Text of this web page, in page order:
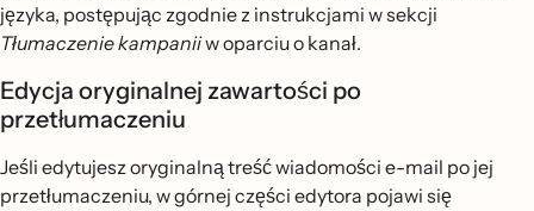
języka, postępując zgodnie z instrukcjami w sekcji
Tłumaczenie kampaniiw oparciu o kanał.
Edycja oryginalnej zawartości po
przetłumaczeniu
Jeśli edytujesz oryginalną treść wiadomości e-mail po jej
przetłumaczeniu, w górnej części edytora pojawi się